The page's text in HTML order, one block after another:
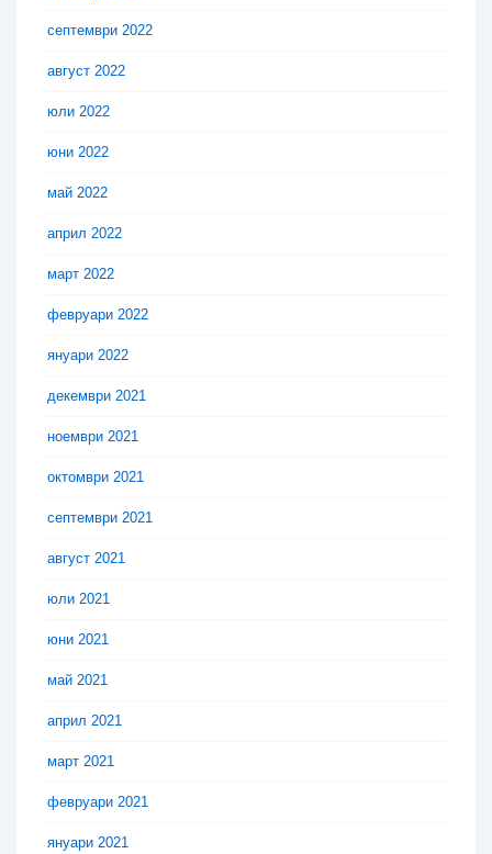
септември 2022
август 2022
юли 2022
юни 2022
май 2022
април 2022
март 2022
февруари 2022
януари 2022
декември 2021
ноември 2021
октомври 2021
септември 2021
август 2021
юли 2021
юни 2021
май 2021
април 2021
март 2021
февруари 2021
януари 2021